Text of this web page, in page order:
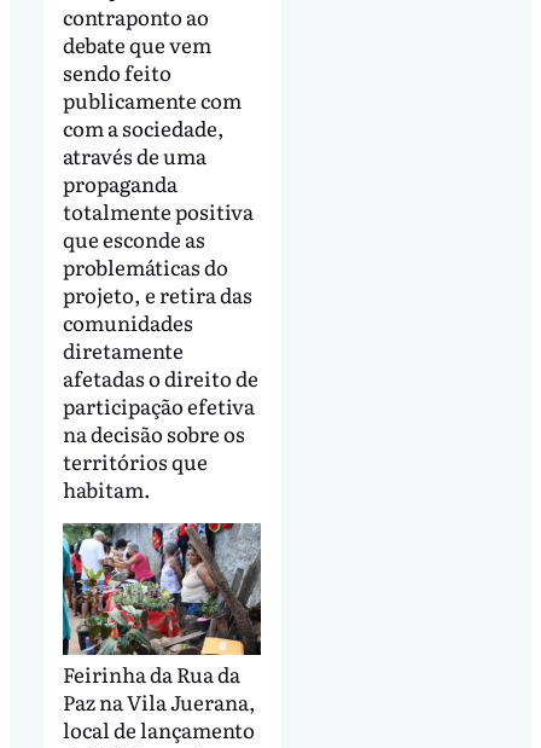
contraponto ao
debate que vem
sendo feito
publicamente com
com a sociedade,
através de uma
propaganda
totalmente positiva
que esconde as
problemáticas do
projeto, e retira das
comunidades
diretamente
afetadas o direito de
participação efetiva
na decisão sobre os
territórios que
habitam.
Feirinha da Rua da
Paz na Vila Juerana,
local de lançamento